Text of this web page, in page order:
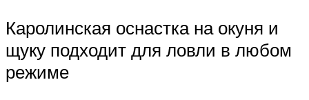
Каролинская оснастка на окуня и
щуку подходит для ловли в любом
режиме